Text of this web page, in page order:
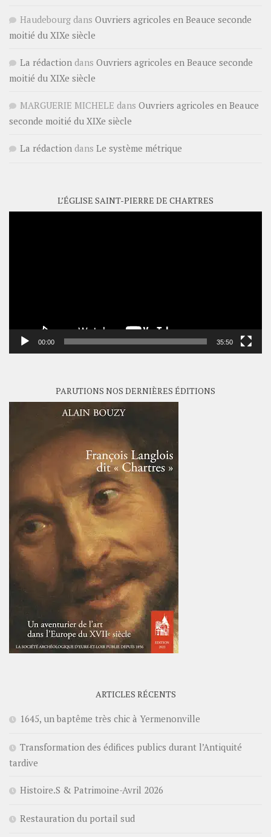
Haudebourg dans Ouvriers agricoles en Beauce seconde
moitié du XIXe siècle
La rédaction dans Ouvriers agricoles en Beauce seconde
moitié du XIXe siècle
MARGUERIE MICHELE dans Ouvriers agricoles en Beauce
seconde moitié du XIXe siècle
La rédaction dans Le système métrique
L’ÉGLISE SAINT-PIERRE DE CHARTRES
00:00 35:50
PARUTIONS NOS DERNIÈRES ÉDITIONS
ARTICLES RÉCENTS
1645, un baptême très chic à Yermenonville
Transformation des édifices publics durant l’Antiquité
tardive
Histoire.S & Patrimoine-Avril 2026
Restauration du portail sud